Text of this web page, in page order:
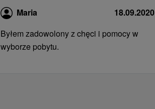
Maria
18.09.2020
Byłem zadowolony z chęci i pomocy w
wyborze pobytu.